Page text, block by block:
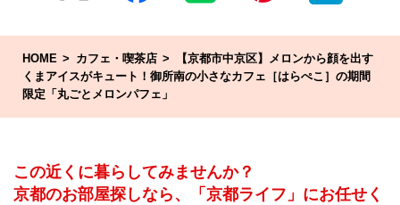
HOME カフェ・喫茶店
【京都市中京区】メロンから顔を出す
くまアイスがキュート！御所南の小さなカフェ［はらぺこ］の期間
限定「丸ごとメロンパフェ」
この近くに暮らしてみませんか？
京都のお部屋探しなら、「京都ライフ」にお任せく